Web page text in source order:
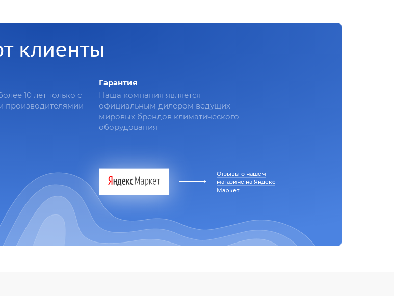
клиенты
10 лет только с
производителямии
Гарантия
Наша компания является
официальным дилером ведущих
мировых брендов климатического
оборудования
Отзывы о нашем
магазине на Яндекс
Маркет